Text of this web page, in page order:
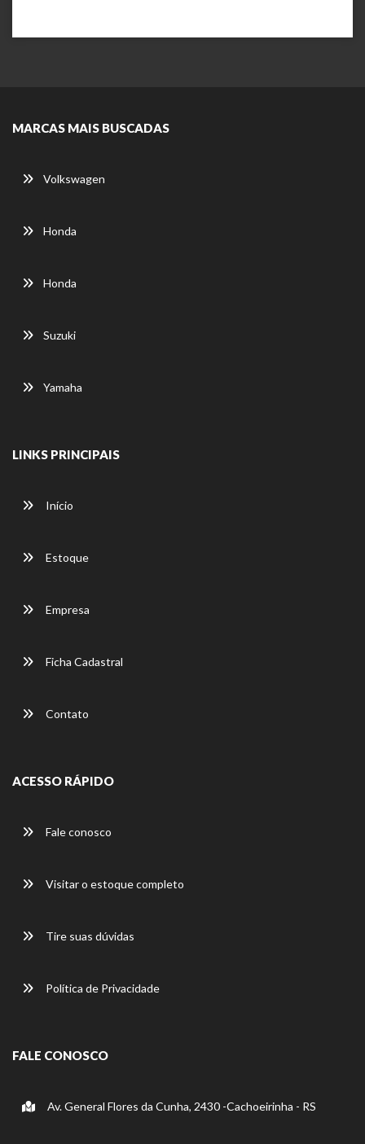
MARCAS MAIS BUSCADAS
Volkswagen
Honda
Honda
Suzuki
Yamaha
LINKS PRINCIPAIS
Início
Estoque
Empresa
Ficha Cadastral
Contato
ACESSO RÁPIDO
Fale conosco
Visitar o estoque completo
Tire suas dúvidas
Política de Privacidade
FALE CONOSCO
Av. General Flores da Cunha, 2430 -Cachoeirinha - RS